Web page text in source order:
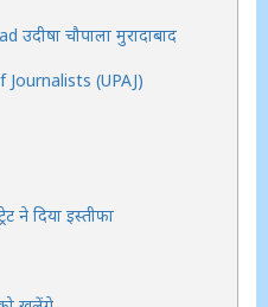
चौपाला मुरादाबाद
(UPAJ)
ने दिया इस्तीफा